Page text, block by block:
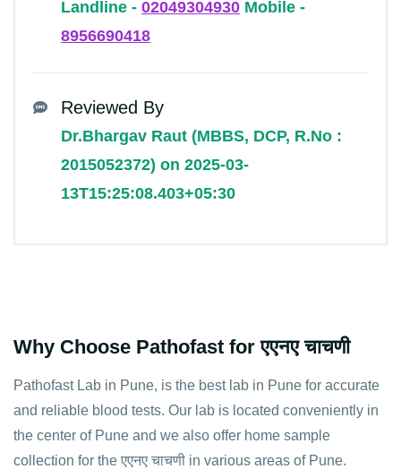
Landline - 02049304930 Mobile -
8956690418
Reviewed By
Dr.Bhargav Raut (MBBS, DCP, R.No :
2015052372) on 2025-03-
13T15:25:08.403+05:30
Why Choose Pathofast for एएनए चाचणी
Pathofast Lab in Pune, is the best lab in Pune for accurate
and reliable blood tests. Our lab is located conveniently in
the center of Pune and we also offer home sample
collection for the एएनए चाचणी in various areas of Pune.